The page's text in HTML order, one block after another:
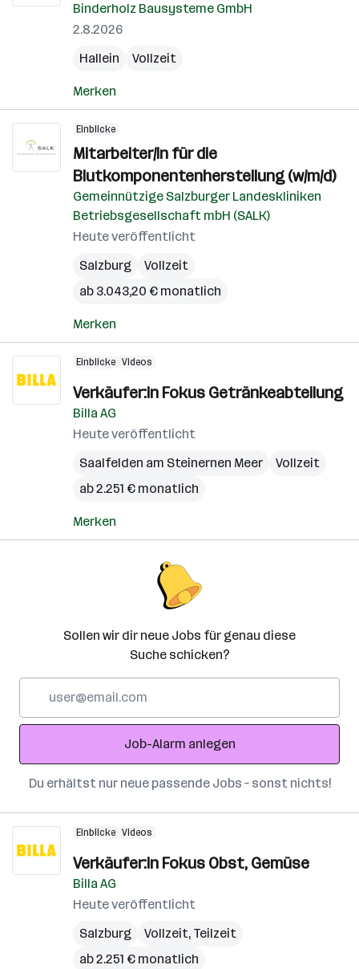
Binderholz Bausysteme GmbH
2.8.2026
Hallein
Vollzeit
Merken
Einblicke
Mitarbeiter/in für die
Blutkomponentenherstellung (w/m/d)
Gemeinnützige Salzburger Landeskliniken
Betriebsgesellschaft mbH (SALK)
Heute veröffentlicht
Salzburg
Vollzeit
ab 3.043,20 € monatlich
Merken
Einblicke Videos
Verkäufer:in Fokus Getränkeabteilung
Billa AG
Heute veröffentlicht
Saalfelden am Steinernen Meer
Vollzeit
ab 2.251 € monatlich
Merken
Sollen wir dir neue Jobs für genau diese
Suche schicken?
Adresse
Job-Alarm anlegen
Du erhältst nur neue passende Jobs – sonst nichts!
Einblicke Videos
Verkäufer:in Fokus Obst, Gemüse
Billa AG
Heute veröffentlicht
Salzburg
Vollzeit, Teilzeit
ab 2.251 € monatlich